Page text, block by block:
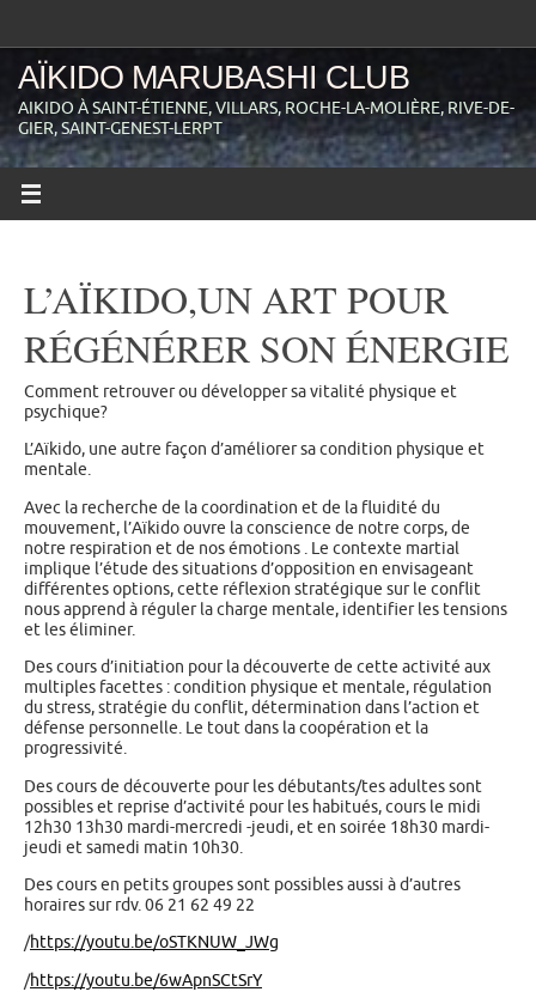
contenu
AÏKIDO MARUBASHI CLUB
AIKIDO À SAINT-ÉTIENNE, VILLARS, ROCHE-LA-MOLIÈRE, RIVE-DE-
GIER, SAINT-GENEST-LERPT
L’AÏKIDO,UN ART POUR
RÉGÉNÉRER SON ÉNERGIE
Comment retrouver ou développer sa vitalité physique et
psychique?
L’Aïkido, une autre façon d’améliorer sa condition physique et
mentale.
Avec la recherche de la coordination et de la fluidité du
mouvement, l’Aïkido ouvre la conscience de notre corps, de
notre respiration et de nos émotions . Le contexte martial
implique l’étude des situations d’opposition en envisageant
différentes options, cette réflexion stratégique sur le conflit
nous apprend à réguler la charge mentale, identifier les tensions
et les éliminer.
Des cours d’initiation pour la découverte de cette activité aux
multiples facettes : condition physique et mentale, régulation
du stress, stratégie du conflit, détermination dans l’action et
défense personnelle. Le tout dans la coopération et la
progressivité.
Des cours de découverte pour les débutants/tes adultes sont
possibles et reprise d’activité pour les habitués, cours le midi
12h30 13h30 mardi-mercredi -jeudi, et en soirée 18h30 mardi-
jeudi et samedi matin 10h30.
Des cours en petits groupes sont possibles aussi à d’autres
horaires sur rdv. 06 21 62 49 22
/https://youtu.be/oSTKNUW_JWg
/https://youtu.be/6wApnSCtSrY